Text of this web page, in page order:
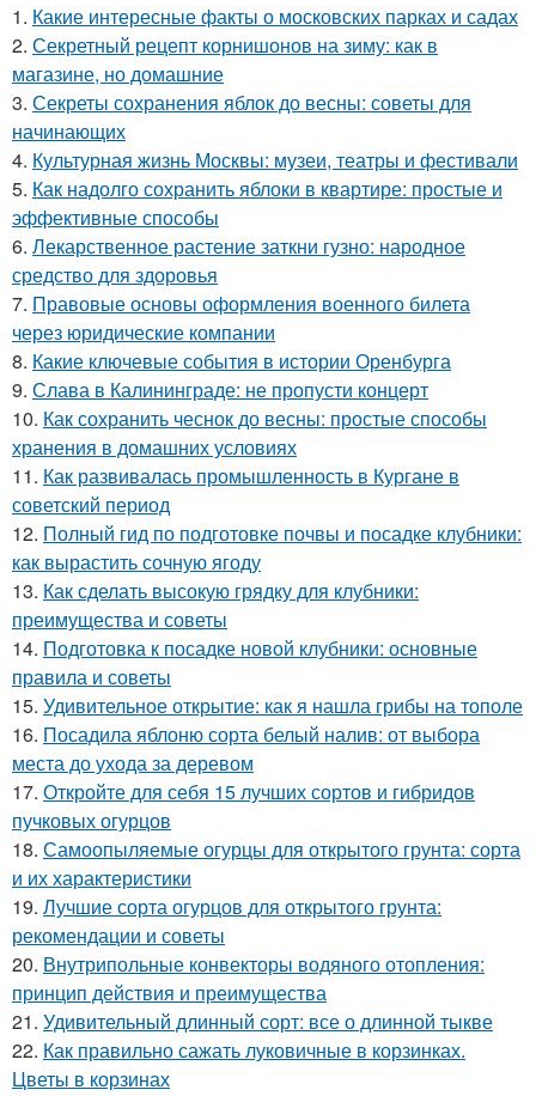
1. Какие интересные факты о московских парках и садах
2. Секретный рецепт корнишонов на зиму: как в
магазине, но домашние
3. Секреты сохранения яблок до весны: советы для
начинающих
4. Культурная жизнь Москвы: музеи, театры и фестивали
5. Как надолго сохранить яблоки в квартире: простые и
эффективные способы
6. Лекарственное растение заткни гузно: народное
средство для здоровья
7. Правовые основы оформления военного билета
через юридические компании
8. Какие ключевые события в истории Оренбурга
9. Слава в Калининграде: не пропусти концерт
10. Как сохранить чеснок до весны: простые способы
хранения в домашних условиях
11. Как развивалась промышленность в Кургане в
советский период
12. Полный гид по подготовке почвы и посадке клубники:
как вырастить сочную ягоду
13. Как сделать высокую грядку для клубники:
преимущества и советы
14. Подготовка к посадке новой клубники: основные
правила и советы
15. Удивительное открытие: как я нашла грибы на тополе
16. Посадила яблоню сорта белый налив: от выбора
места до ухода за деревом
17. Откройте для себя 15 лучших сортов и гибридов
пучковых огурцов
18. Самоопыляемые огурцы для открытого грунта: сорта
и их характеристики
19. Лучшие сорта огурцов для открытого грунта:
рекомендации и советы
20. Внутрипольные конвекторы водяного отопления:
принцип действия и преимущества
21. Удивительный длинный сорт: все о длинной тыкве
22. Как правильно сажать луковичные в корзинках.
Цветы в корзинах